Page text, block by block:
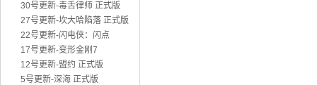
30号更新-毒舌律师 正式版
27号更新-坎大哈陷落 正式版
22号更新-闪电侠：闪点
17号更新-变形金刚7
12号更新-盟约 正式版
5号更新-深海 正式版